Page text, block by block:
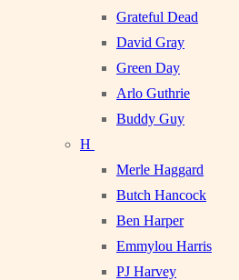
Grateful Dead
David Gray
Green Day
Arlo Guthrie
Buddy Guy
H
Merle Haggard
Butch Hancock
Ben Harper
Emmylou Harris
PJ Harvey